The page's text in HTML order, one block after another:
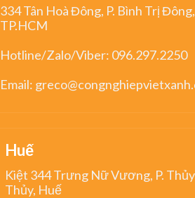
334 Tân Hoà Đông, P. Bình Trị
TP.HCM
Hotline/Zalo/Viber: 096.297.2250
Email:
Huế
Kiệt 344 Trưng Nữ Vương, P.
Thủy, Huế